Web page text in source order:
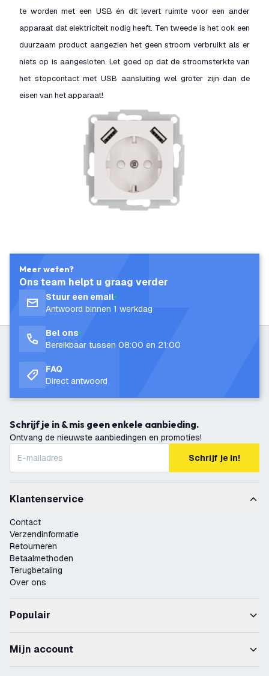
te worden met een USB én dit levert ruimte voor een ander
apparaat dat elektriciteit nodig heeft. Ten tweede is het ook een
duurzaam product aangezien het geen stroom verbruikt als er
niets op is aangesloten. Let goed op dat de stroomsterkte van
het stopcontact met USB aansluiting wel groter zijn dan de
eisen van het apparaat!
Meer weten?
Ons team helpt u graag verder
Stuur een email
Antwoord binnen 1 werkdag
Bel ons
Bereikbaar tussen 08:00 en 21:00
FAQ
Direct antwoord
Schrijf je in & mis geen enkele aanbieding.
Ontvang de nieuwste aanbiedingen en promoties!
Schrijf je in!
Klantenservice
Contact
Verzendinformatie
Retourneren
Betaalmethoden
Terugbetaling
Over ons
Populair
Mijn account